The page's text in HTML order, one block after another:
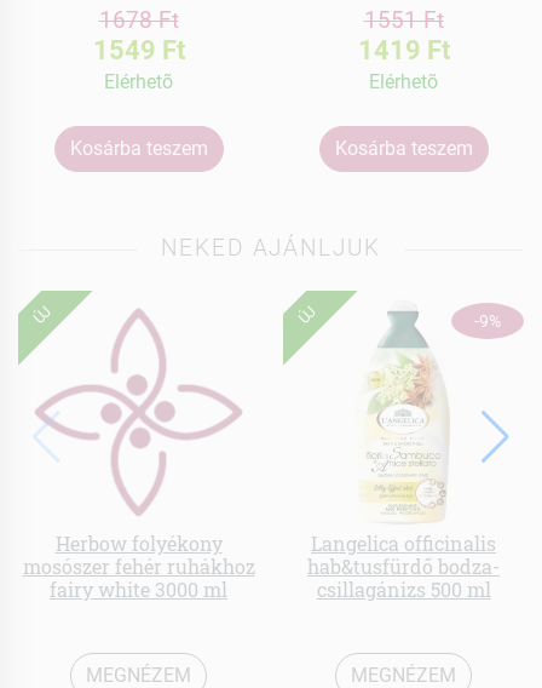
1678 Ft
1549 Ft
Elérhetõ
Kosárba teszem
1551 Ft
1419 Ft
Elérhetõ
Kosárba teszem
NEKED AJÁNLJUK
ÚJ
Herbow folyékony
mosószer fehér ruhákhoz
fairy white 3000 ml
MEGNÉZEM
-9%
ÚJ
Langelica officinalis
hab&tusfürdő bodza-
csillagánizs 500 ml
MEGNÉZEM